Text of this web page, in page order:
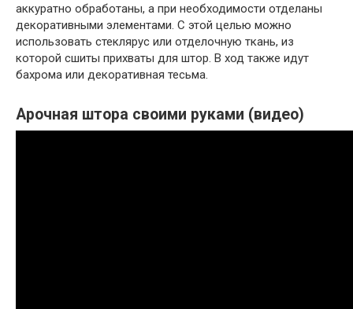
аккуратно обработаны, а при необходимости отделаны
декоративными элементами. С этой целью можно
использовать стеклярус или отделочную ткань, из
которой сшиты прихваты для штор. В ход также идут
бахрома или декоративная тесьма.
Арочная штора своими руками (видео)